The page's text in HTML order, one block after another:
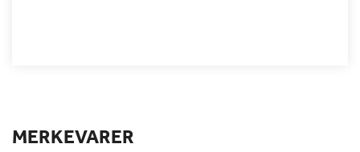
MERKEVARER